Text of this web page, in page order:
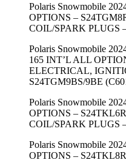
Polaris Snowmobile
OPTIONS –
COIL/SPARK PLUGS
Polaris Snowmobile
165 INT’L ALL
ELECTRICAL,
S24TGM9BS/9BE
Polaris Snowmobile
OPTIONS –
COIL/SPARK PLUGS
Polaris Snowmobile
OPTIONS –